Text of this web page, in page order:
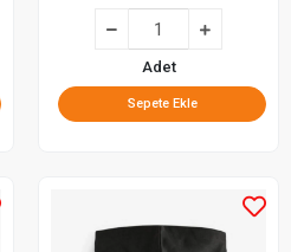
Adet
Sepete Ekle